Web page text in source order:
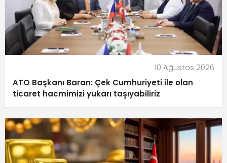
10 Ağustos 2026
ATO Başkanı Baran: Çek Cumhuriyeti ile olan
ticaret hacmimizi yukarı taşıyabiliriz